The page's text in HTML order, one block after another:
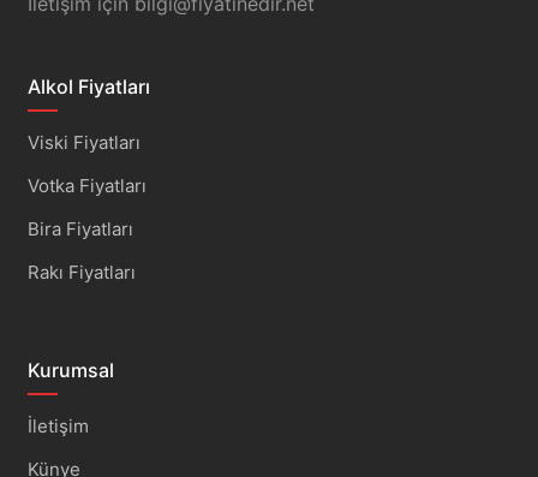
Alkol Fiyatları
Viski Fiyatları
Votka Fiyatları
Bira Fiyatları
Rakı Fiyatları
Kurumsal
İletişim
Künye